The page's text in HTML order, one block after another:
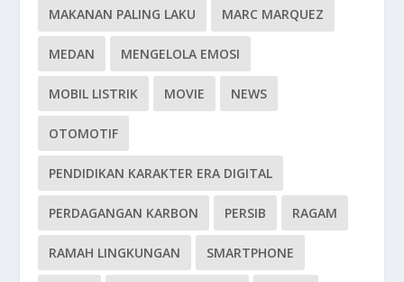
MAKANAN PALING LAKU MARC MARQUEZ
MEDAN MENGELOLA EMOSI
MOBIL LISTRIK MOVIE NEWS
OTOMOTIF
PENDIDIKAN KARAKTER ERA DIGITAL
PERDAGANGAN KARBON PERSIB RAGAM
RAMAH LINGKUNGAN SMARTPHONE